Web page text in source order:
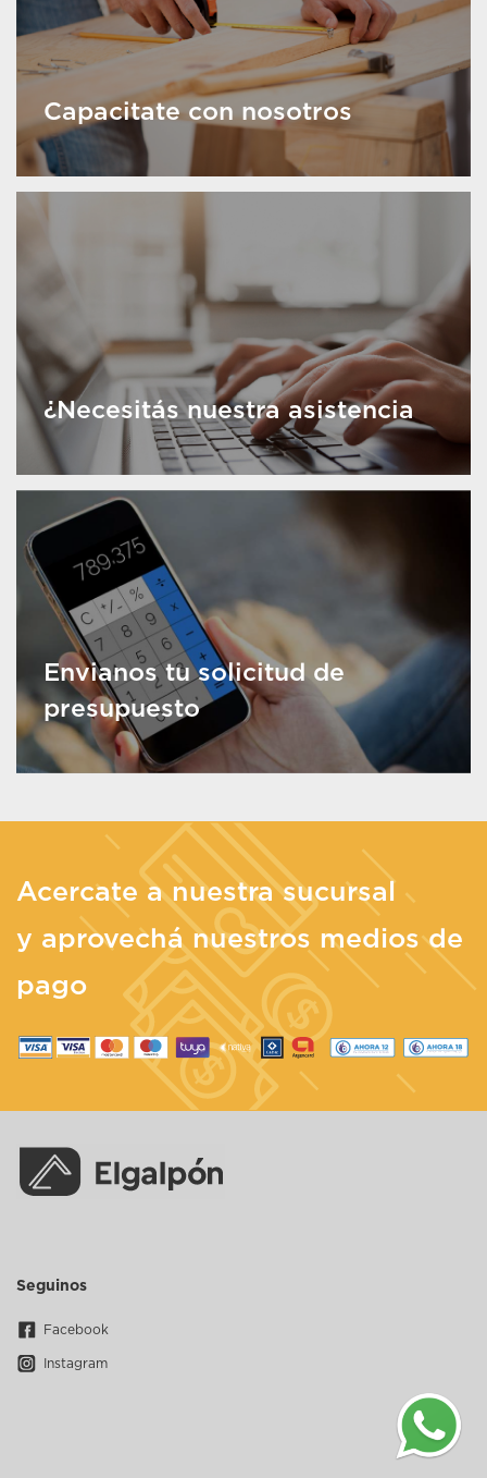
Capacitate con nosotros
¿Necesitás nuestra asistencia
Envianos tu solicitud de
presupuesto
Acercate a nuestra sucursal
y aprovechá nuestros medios de
pago
Seguinos
Facebook
Instagram